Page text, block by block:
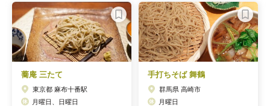
蕎庵 三たて
東京都 麻布十番駅
月曜日、日曜日
手打ちそば 舞鶴
群馬県 高崎市
月曜日